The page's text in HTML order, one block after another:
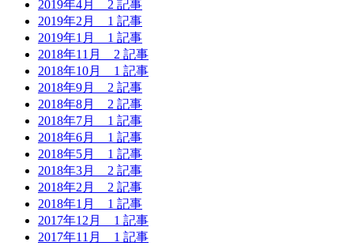
2019年4月 2 記事
2019年2月 1 記事
2019年1月 1 記事
2018年11月 2 記事
2018年10月 1 記事
2018年9月 2 記事
2018年8月 2 記事
2018年7月 1 記事
2018年6月 1 記事
2018年5月 1 記事
2018年3月 2 記事
2018年2月 2 記事
2018年1月 1 記事
2017年12月 1 記事
2017年11月 1 記事